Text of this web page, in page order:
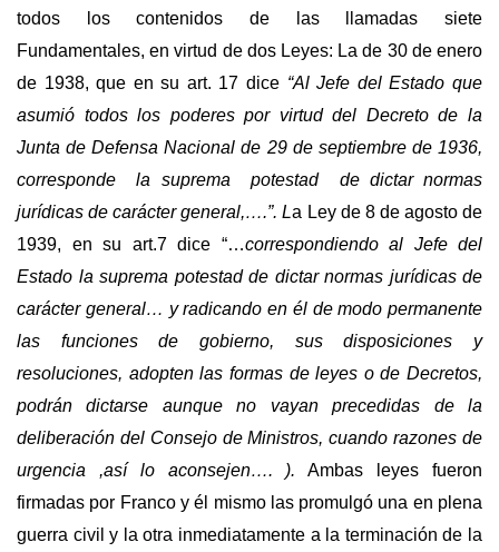
todos los contenidos de las llamadas siete
Fundamentales, en virtud de dos Leyes: La de 30 de enero
de 1938, que en su art. 17 dice “Al Jefe del Estado que
asumió todos los poderes por virtud del Decreto de la
Junta de Defensa Nacional de 29 de septiembre de 1936,
corresponde
la suprema potestad de dictar normas
jurídicas de carácter general,….”. La Ley de 8 de agosto de
1939, en su art.7 dice “…correspondiendo al Jefe del
Estado la suprema potestad de dictar normas jurídicas de
carácter general… y radicando en él de modo permanente
las funciones de gobierno, sus disposiciones y
resoluciones, adopten las formas de leyes o de Decretos,
podrán dictarse aunque no vayan precedidas de la
deliberación del Consejo de Ministros, cuando razones de
urgencia ,así lo aconsejen…. ). Ambas leyes fueron
firmadas por Franco y él mismo las promulgó una en plena
guerra civil y la otra inmediatamente a la terminación de la